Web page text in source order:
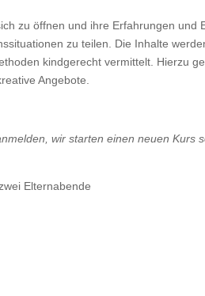
zu öffnen und ihre Erfahrungen und
zu teilen. Die Inhalte
kindgerecht vermittelt. Hierzu
Angebote.
wir starten einen neuen Kurs
Elternabende